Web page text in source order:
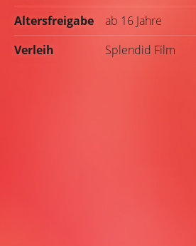
Altersfreigabe
ab 16 Jahre
Verleih
Splendid Film